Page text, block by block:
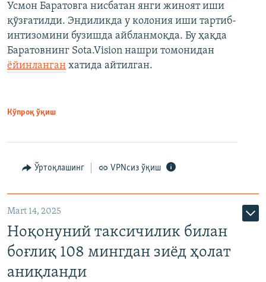
Усмон Баратовга нисбатан янги жиноят иши
қўзғатилди. Эндиликда у колония иши тартиб-
интизомини бузишда айбланмоқда. Бу ҳақда
Баратовнинг Sota.Vision нашри томонидан
ёйинланган хатида айтилган.
Кўпроқ ўқиш
Ўртоқлашинг VPNсиз ўқиш
Mart 14, 2025
Ноқонуний таксичилик билан
боғлиқ 108 мингдан зиёд ҳолат
аниқланди